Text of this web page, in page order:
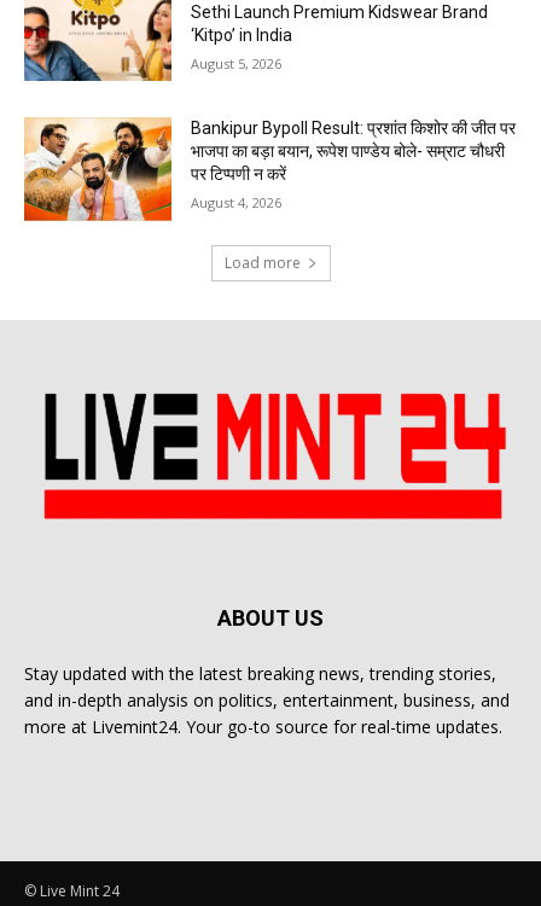
Sethi Launch Premium Kidswear Brand
‘Kitpo’ in India
August 5, 2026
Bankipur Bypoll Result: प्रशांत किशोर की जीत पर
भाजपा का बड़ा बयान, रूपेश पाण्डेय बोले- सम्राट चौधरी
पर टिप्पणी न करें
August 4, 2026
Load more
ABOUT US
Stay updated with the latest breaking news, trending stories,
and in-depth analysis on politics, entertainment, business, and
more at Livemint24. Your go-to source for real-time updates.
© Live Mint 24